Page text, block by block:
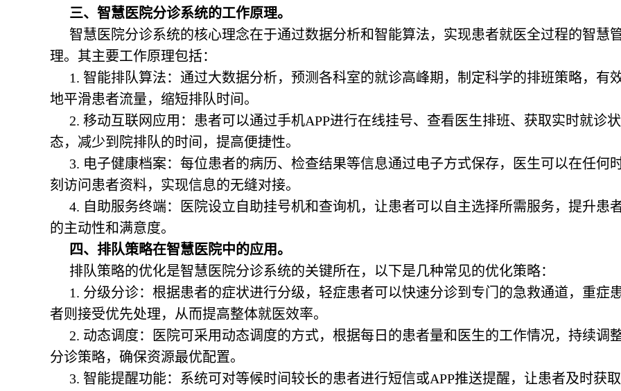
三、智慧医院分诊系统的工作原理。
智慧医院分诊系统的核心理念在于通过数据分析和智能算法，实现患者就医全过程的智慧
理。其主要工作原理包括：
1. 智能排队算法：通过大数据分析，预测各科室的就诊高峰期，制定科学的排班策略，有
地平滑患者流量，缩短排队时间。
2. 移动互联网应用：患者可以通过手机APP进行在线挂号、查看医生排班、获取实时就诊状
态，减少到院排队的时间，提高便捷性。
3. 电子健康档案：每位患者的病历、检查结果等信息通过电子方式保存，医生可以在任何
刻访问患者资料，实现信息的无缝对接。
4. 自助服务终端：医院设立自助挂号机和查询机，让患者可以自主选择所需服务，提升患
的主动性和满意度。
四、排队策略在智慧医院中的应用。
排队策略的优化是智慧医院分诊系统的关键所在，以下是几种常见的优化策略：
1. 分级分诊：根据患者的症状进行分级，轻症患者可以快速分诊到专门的急救通道，重症
者则接受优先处理，从而提高整体就医效率。
2. 动态调度：医院可采用动态调度的方式，根据每日的患者量和医生的工作情况，持续调
分诊策略，确保资源最优配置。
3. 智能提醒功能：系统可对等候时间较长的患者进行短信或APP推送提醒，让患者及时获取